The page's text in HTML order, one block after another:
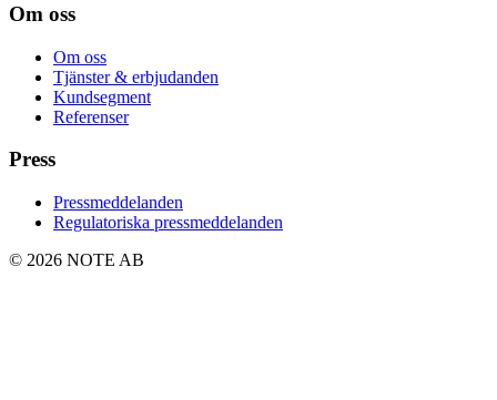
Om oss
Om oss
Tjänster & erbjudanden
Kundsegment
Referenser
Press
Pressmeddelanden
Regulatoriska pressmeddelanden
© 2026 NOTE AB